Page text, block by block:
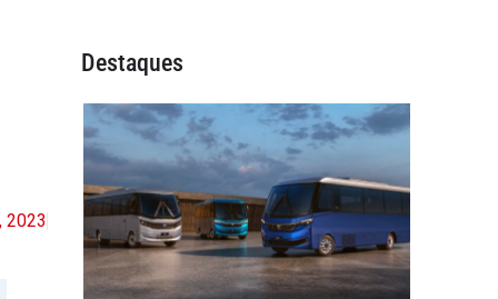
2023
Destaques